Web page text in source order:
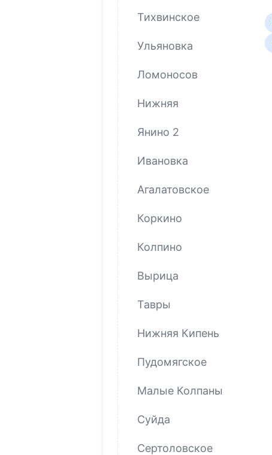
Тихвинское
Ульяновка
Ломоносов
Нижняя
Янино 2
Ивановка
Агалатовское
Коркино
Колпино
Вырица
Тавры
Нижняя Кипень
Пудомягское
Малые Колпаны
Суйда
Сертоловское